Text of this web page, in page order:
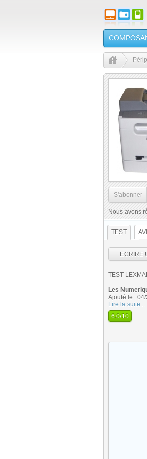
S'abonner
Nous avons
TEST
ECRIRE
TEST
Les
Ajouté le :
Lire la suite...
6.0/10